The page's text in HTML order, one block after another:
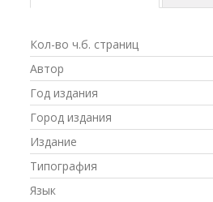
Кол-во ч.б. страниц
Автор
Год издания
Город издания
Издание
Типография
Язык